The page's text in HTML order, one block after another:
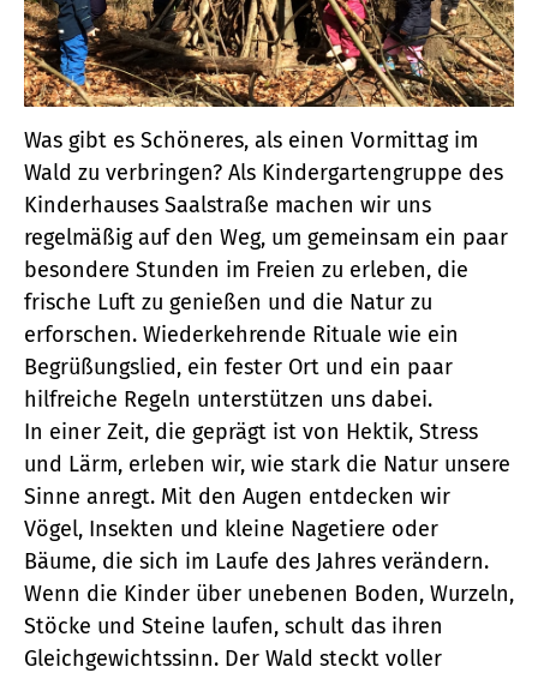
Was gibt es Schöneres, als einen Vormittag im
Wald zu verbringen? Als Kindergartengruppe des
Kinderhauses Saalstraße machen wir uns
regelmäßig auf den Weg, um gemeinsam ein paar
besondere Stunden im Freien zu erleben, die
frische Luft zu genießen und die Natur zu
erforschen. Wiederkehrende Rituale wie ein
Begrüßungslied, ein fester Ort und ein paar
hilfreiche Regeln unterstützen uns dabei.
In einer Zeit, die geprägt ist von Hektik, Stress
und Lärm, erleben wir, wie stark die Natur unsere
Sinne anregt. Mit den Augen entdecken wir
Vögel, Insekten und kleine Nagetiere oder
Bäume, die sich im Laufe des Jahres verändern.
Wenn die Kinder über unebenen Boden, Wurzeln,
Stöcke und Steine laufen, schult das ihren
Gleichgewichtssinn. Der Wald steckt voller